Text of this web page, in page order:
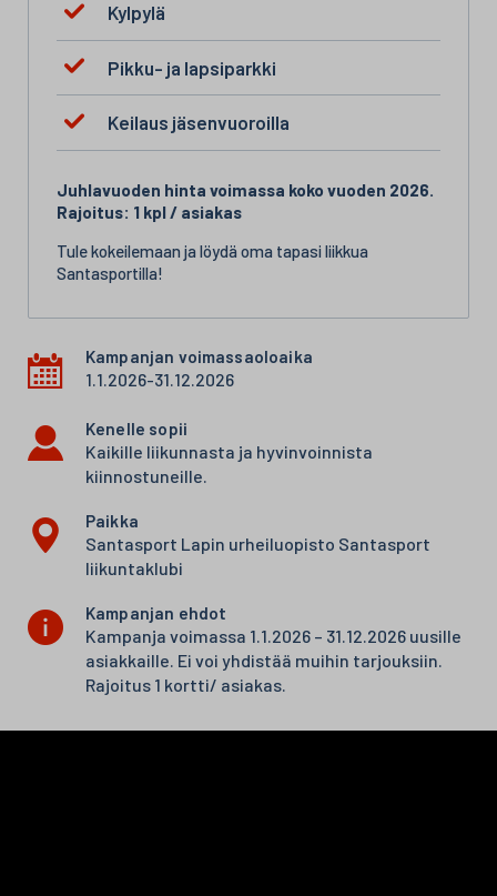
Kylpylä
Pikku- ja lapsiparkki
Keilaus jäsenvuoroilla
Juhlavuoden hinta voimassa koko vuoden 2026.
Rajoitus: 1 kpl / asiakas
Tule kokeilemaan ja löydä oma tapasi liikkua
Santasportilla!
Kampanjan voimassaoloaika
1.1.2026-31.12.2026
Kenelle sopii
Kaikille liikunnasta ja hyvinvoinnista
kiinnostuneille.
Paikka
Santasport Lapin urheiluopisto Santasport
liikuntaklubi
Kampanjan ehdot
Kampanja voimassa 1.1.2026 – 31.12.2026 uusille
asiakkaille. Ei voi yhdistää muihin tarjouksiin.
Rajoitus 1 kortti/ asiakas.